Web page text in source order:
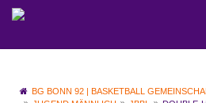
BG BONN 92 | BASKETBALL